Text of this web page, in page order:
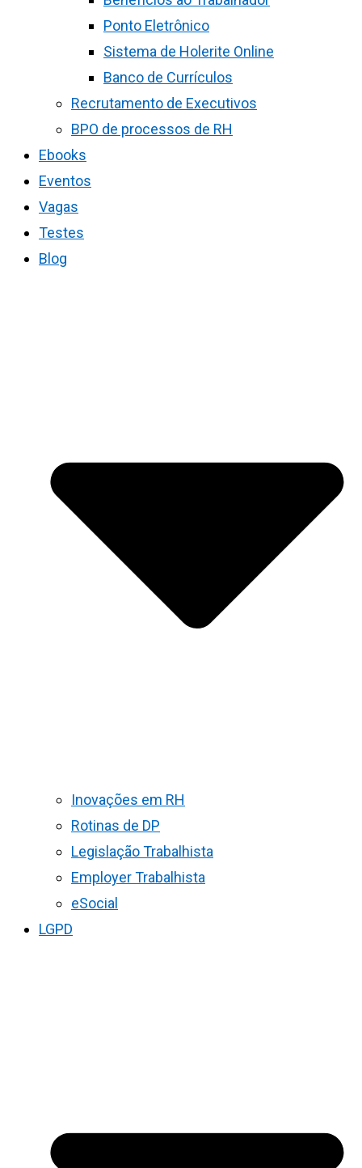
Ponto Eletrônico
Sistema de Holerite Online
Banco de Currículos
Recrutamento de Executivos
BPO de processos de RH
Ebooks
Eventos
Vagas
Testes
Blog
Inovações em RH
Rotinas de DP
Legislação Trabalhista
Employer Trabalhista
eSocial
LGPD